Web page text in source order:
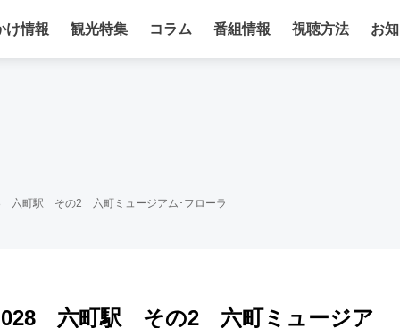
け情報 観光特集 コラム 番組情報 視聴方法 お
六町駅 その2 六町ミュージアム･フローラ
028 六町駅 その2 六町ミュージア